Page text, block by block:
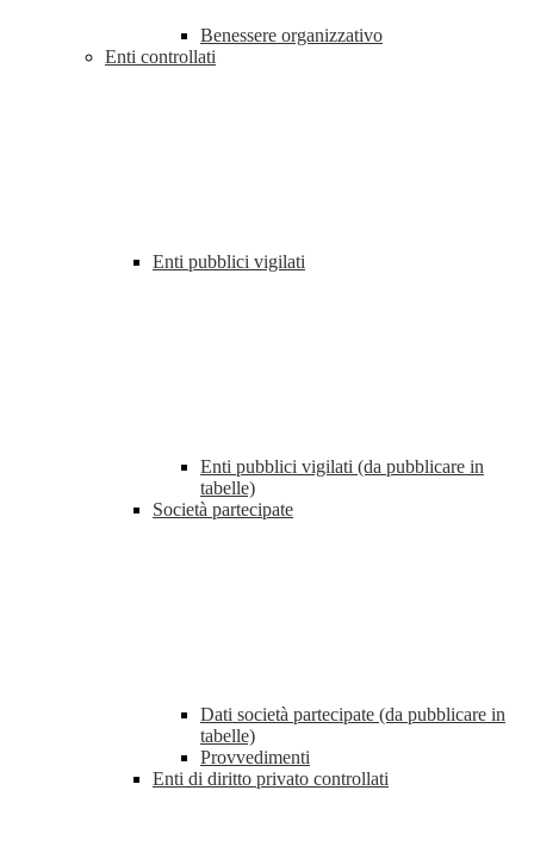
Benessere organizzativo
Enti controllati
Enti pubblici vigilati
Enti pubblici vigilati (da pubblicare in
tabelle)
Società partecipate
Dati società partecipate (da pubblicare in
tabelle)
Provvedimenti
Enti di diritto privato controllati